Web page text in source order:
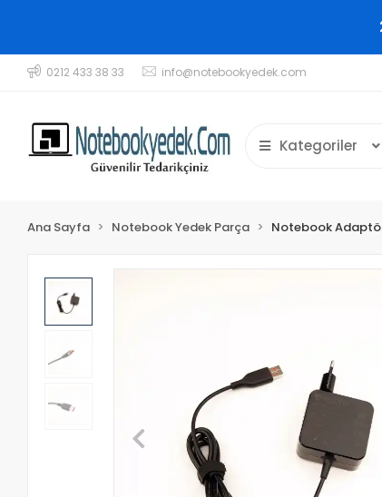
0212 433 38 33 info@notebookyedek.com
Kategoriler
Ana Sayfa Notebook Yedek Parça Notebook